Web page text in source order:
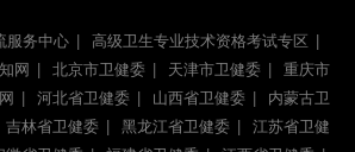
服务中心
高级卫生专业技术资格考试专区
网 北京市卫健委 天津市卫健委
重庆市
河北省卫健委 山西省卫健委
内蒙古卫
吉林省卫健委 黑龙江省卫健委
江苏省卫健